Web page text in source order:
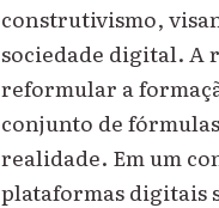
construtivismo,
sociedade digital. A
reformular a
conjunto de
realidade. Em um
plataformas digitais